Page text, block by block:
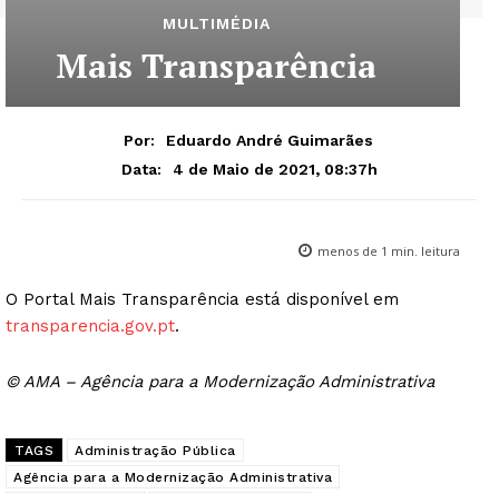
MULTIMÉDIA
Mais Transparência
Por:
Eduardo André Guimarães
Data:
4 de Maio de 2021, 08:37h
menos de 1 min. leitura
O Portal Mais Transparência está disponível em
transparencia.gov.pt.
© AMA – Agência para a Modernização Administrativa
TAGS
Administração Pública
Agência para a Modernização Administrativa